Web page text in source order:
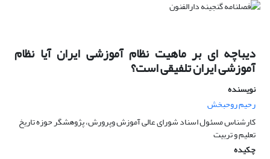
دیباچه ای بر ماهیت نظام آموزشی ایران آیا نظام
آموزشی ایران تلفیقی است؟
نویسنده
رحیم روحبخش
کارشناس مسئول اسناد شورای عالی آموزش وپرورش، پژوهشگر حوزه تاریخ
تعلیم و تربیت
چکیده